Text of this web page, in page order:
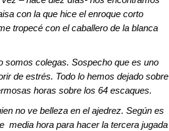
con la que hice el enroque corto
tropecé con el caballero de la blanca
somos colegas. Sospecho que es uno
de estrés. Todo lo hemos dejado sobre
horas sobre los 64 escaques.
no ve belleza en el ajedrez. Según es
media hora para hacer la tercera jugada